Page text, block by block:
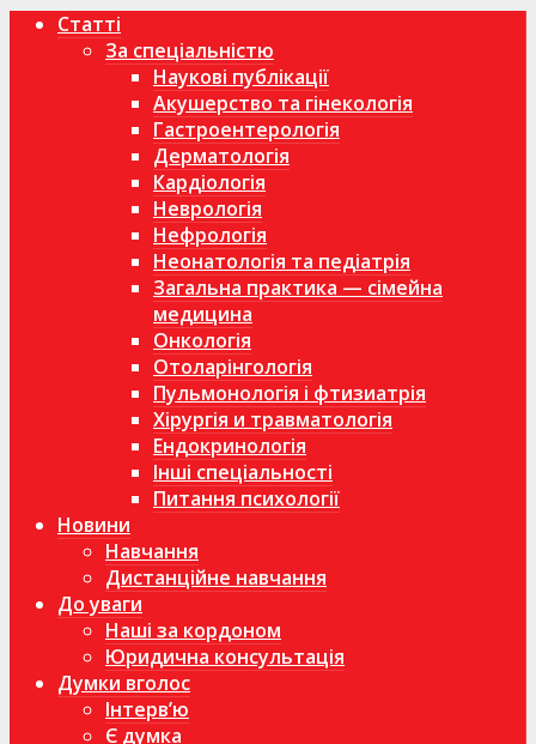
Статті
За спеціальністю
Наукові публікації
Акушерство та гінекологія
Гастроентерологія
Дерматологія
Кардіологія
Неврологія
Нефрологія
Неонатологія та педіатрія
Загальна практика — сімейна
медицина
Онкологія
Отоларінгологія
Пульмонологія і фтизиатрія
Хірургія и травматологія
Ендокринологія
Інші спеціальності
Питання психології
Новини
Навчання
Дистанційне навчання
До уваги
Наші за кордоном
Юридична консультація
Думки вголос
Інтерв’ю
Є думка